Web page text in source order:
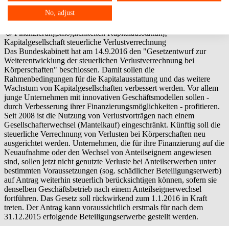
Dieser Artikel ist älter als 2 Monate. Möglicherweise sind die
Informationen rufen Sie uns bitte an:
Beitrag vom: 02.12.2016
Update vom: 23.12.2021
FinanzierungsmöglichkeitenKapitalausstattung
Kapitalgesellschaft steuerliche Verlustverrechnung
Das Bundeskabinett hat am 14.9.2016 den "Gesetzentwurf zur
Weiterentwicklung der steuerlichen Verlustverrechnung bei
Körperschaften" beschlossen. Damit sollen die
Rahmenbedingungen für die Kapitalausstattung und das weitere
Wachstum von Kapitalgesellschaften verbessert werden. Vor allem
junge Unternehmen mit innovativen Geschäftsmodellen sollen -
durch Verbesserung ihrer Finanzierungsmöglichkeiten - profitieren.
Seit 2008 ist die Nutzung von Verlustvorträgen nach einem
Gesellschafterwechsel (Mantelkauf) eingeschränkt. Künftig soll die
steuerliche Verrechnung von Verlusten bei Körperschaften neu
ausgerichtet werden. Unternehmen, die für ihre Finanzierung auf die
Neuaufnahme oder den Wechsel von Anteilseignern angewiesen
sind, sollen jetzt nicht genutzte Verluste bei Anteilserwerben unter
bestimmten Voraussetzungen (sog. schädlicher Beteiligungserwerb)
auf Antrag weiterhin steuerlich berücksichtigen können, sofern sie
denselben Geschäftsbetrieb nach einem Anteilseignerwechsel
fortführen. Das Gesetz soll rückwirkend zum 1.1.2016 in Kraft
treten. Der Antrag kann voraussichtlich erstmals für nach dem
31.12.2015 erfolgende Beteiligungserwerbe gestellt werden.
No, adjust